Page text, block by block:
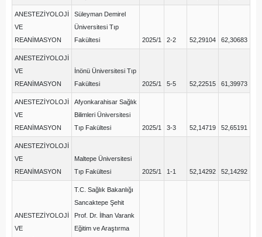
ANESTEZİYOLOJİ
VE
REANİMASYON
Süleyman Demirel
Üniversitesi Tıp
Fakültesi
2025/1 2-2 52,29104 62,30683
ANESTEZİYOLOJİ
VE
REANİMASYON
İnönü Üniversitesi Tıp
Fakültesi
2025/1 5-5 52,22515 61,39973
ANESTEZİYOLOJİ
VE
REANİMASYON
Afyonkarahisar Sağlık
Bilimleri Üniversitesi
Tıp Fakültesi
2025/1 3-3 52,14719 52,65191
ANESTEZİYOLOJİ
VE
REANİMASYON
Maltepe Üniversitesi
Tıp Fakültesi
2025/1 1-1 52,14292 52,14292
ANESTEZİYOLOJİ
VE
T.C. Sağlık Bakanlığı
Sancaktepe Şehit
Prof. Dr. İlhan Varank
Eğitim ve Araştırma